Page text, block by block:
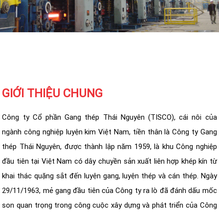
GIỚI THIỆU CHUNG
Công ty Cổ phần Gang thép Thái Nguyên (TISCO), cái nôi của
ngành công nghiệp luyện kim Việt Nam, tiền thân là Công ty Gang
thép Thái Nguyên, được thành lập năm 1959, là khu Công nghiệp
đầu tiên tại Việt Nam có dây chuyền sản xuất liên hợp khép kín từ
khai thác quặng sắt đến luyện gang, luyện thép và cán thép. Ngày
29/11/1963, mẻ gang đầu tiên của Công ty ra lò đã đánh dấu mốc
son quan trọng trong công cuộc xây dựng và phát triển của Công